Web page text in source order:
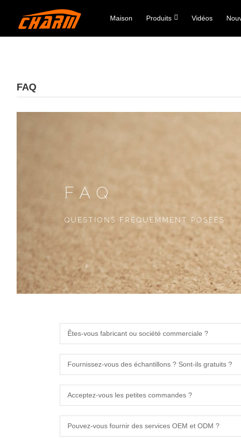
Maison Produits Vidéos
FAQ
FAQ
QUESTIONS FRÉQUEMMENT POSÉES
Êtes-vous fabricant ou société commerciale ?
Fournissez-vous des échantillons ? Sont-ils gratuits ?
Acceptez-vous les petites commandes ?
Pouvez-vous fournir des services OEM et ODM ?